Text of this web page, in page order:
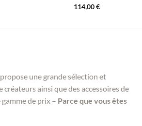
114,00€
une grande sélection et
ainsi que des accessoires de
de prix – Parce que vous êtes